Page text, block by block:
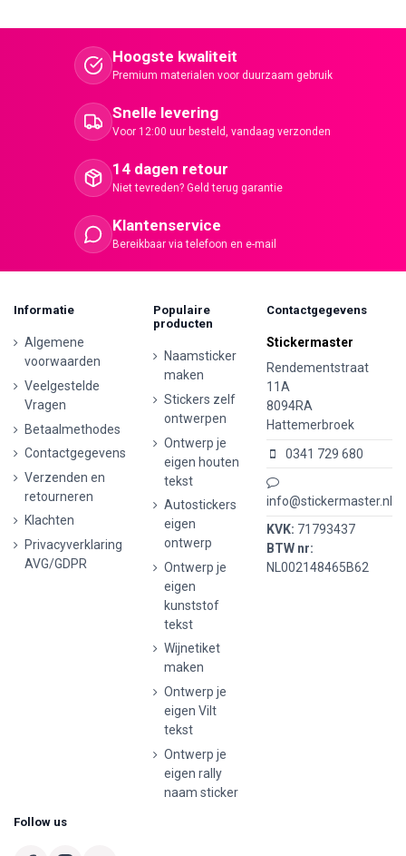
Hoogste kwaliteit
Premium materialen voor duurzaam gebruik
Snelle levering
Voor 12:00 uur besteld, vandaag verzonden
14 dagen retour
Niet tevreden? Geld terug garantie
Klantenservice
Bereikbaar via telefoon en e-mail
Informatie
Algemene
voorwaarden
Veelgestelde
Vragen
Betaalmethodes
Contactgegevens
Verzenden en
retourneren
Klachten
Privacyverklaring
AVG/GDPR
Populaire
producten
Naamsticker
maken
Stickers zelf
ontwerpen
Ontwerp je
eigen houten
tekst
Autostickers
eigen
ontwerp
Ontwerp je
eigen
kunststof
tekst
Wijnetiket
maken
Ontwerp je
eigen Vilt
tekst
Ontwerp je
eigen rally
naam sticker
Contactgegevens
Stickermaster
Rendementstraat
11A
8094RA
Hattemerbroek
0341 729 680
info@stickermaster.nl
KVK: 71793437
BTW nr:
NL002148465B62
Follow us